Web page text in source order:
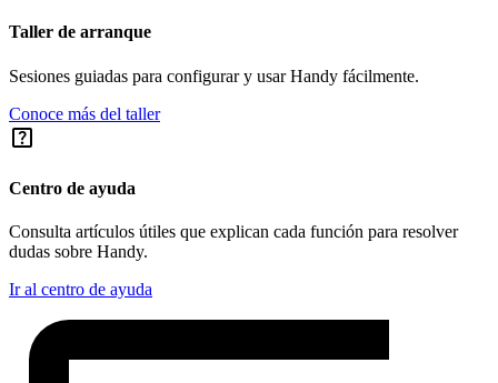
Taller de arranque
Sesiones guiadas para configurar y usar Handy fácilmente.
Conoce más del taller
help_center
Centro de ayuda
Consulta artículos útiles que explican cada función para resolver
dudas sobre Handy.
Ir al centro de ayuda